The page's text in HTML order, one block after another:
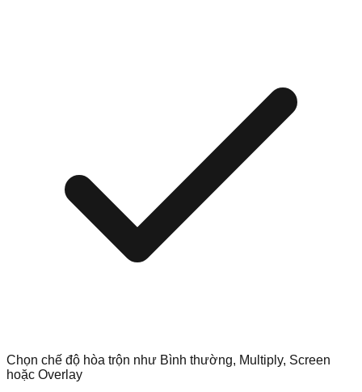
Chọn chế độ hòa trộn như Bình thường, Multiply, Screen
hoặc Overlay